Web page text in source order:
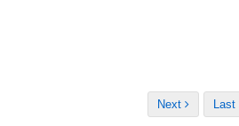
Last
Next